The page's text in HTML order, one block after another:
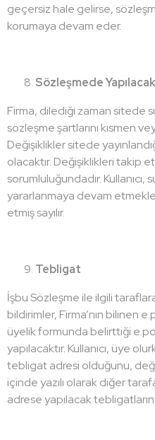
geçersiz hale gelirse,
korumaya devam eder.
Sözleşmede
Firma, dilediği zaman sitede
sözleşme şartlarını kısmen
Değişiklikler sitede
olacaktır. Değişiklikleri takip
sorumluluğundadır.
yararlanmaya devam
etmiş sayılır.
Tebligat
İşbu Sözleşme ile ilgili
bildirimler, Firma’nın bilinen
üyelik formunda belirttiği
yapılacaktır. Kullanıcı, üye
tebligat adresi olduğunu,
içinde yazılı olarak diğer
adrese yapılacak